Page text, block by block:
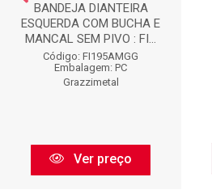
BANDEJA DIANTEIRA
ESQUERDA COM BUCHA E
MANCAL SEM PIVO : FI...
Código: FI195AMGG
Embalagem: PC
Grazzimetal
Ver preço